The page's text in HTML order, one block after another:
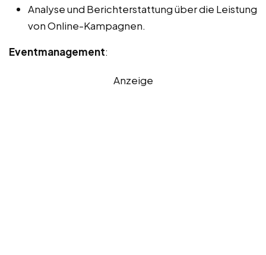
Analyse und Berichterstattung über die Leistung
von Online-Kampagnen.
Eventmanagement:
Anzeige